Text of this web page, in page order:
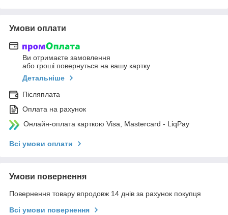
Умови оплати
Ви отримаєте замовлення
або гроші повернуться на вашу картку
Детальніше
Післяплата
Оплата на рахунок
Онлайн-оплата карткою Visa, Mastercard - LiqPay
Всі умови оплати
Умови повернення
Повернення товару впродовж 14 днів за рахунок покупця
Всі умови повернення